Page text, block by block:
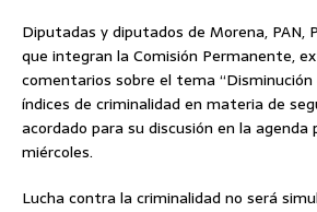
Diputadas y diputados de Morena, PAN,
que integran la Comisión Permanente,
comentarios sobre el tema “Disminución
índices de criminalidad en materia de
acordado para su discusión en la
miércoles.
Lucha contra la criminalidad no será